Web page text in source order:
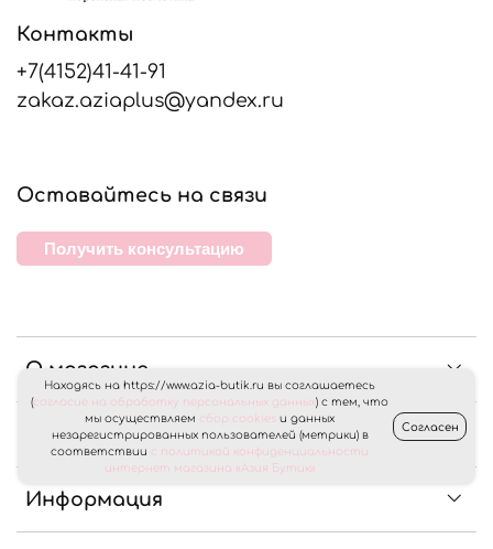
О магазине
Клиентам
Информация
Контакты
+7(4152)41-41-91
zakaz.aziaplus@yandex.ru
Оставайтесь на связи
Получить консультацию
Находясь на https://www.azia-butik.ru вы соглашаетесь
(согласие на обработку персональных данных) с тем, что
мы осуществляем сбор cookies и данных
незарегистрированных пользователей (метрики) в
соответствии с политикой конфиденциальности
интернет магазина «Азия Бутик»
Согласен